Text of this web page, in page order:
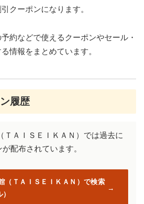
クーポンになります。
約などで使えるクーポンやセール・
情報をまとめています。
履歴
ＴＡＩＳＥＩＫＡＮ）では過去に
配布されています。
（ＴＡＩＳＥＩＫＡＮ）で検索